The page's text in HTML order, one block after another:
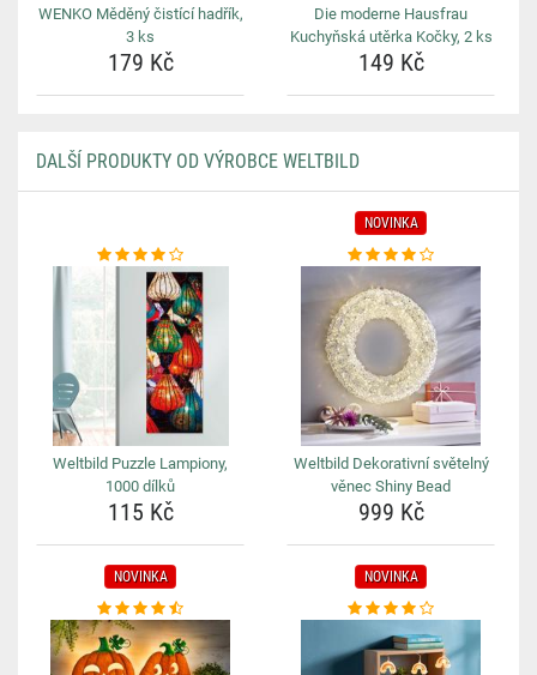
WENKO Měděný čistící hadřík,
3 ks
179 Kč
Die moderne Hausfrau
Kuchyňská utěrka Kočky, 2 ks
149 Kč
DALŠÍ PRODUKTY OD VÝROBCE WELTBILD
Weltbild Puzzle Lampiony,
1000 dílků
115 Kč
NOVINKA
Weltbild Dekorativní světelný
věnec Shiny Bead
999 Kč
NOVINKA NOVINKA